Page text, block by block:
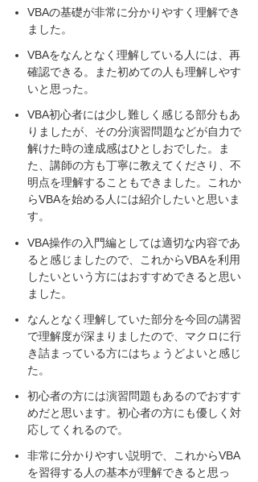
VBAの基礎が非常に分かりやすく理解でき
ました。
VBAをなんとなく理解している人には、再
確認できる。また初めての人も理解しやす
いと思った。
VBA初心者には少し難しく感じる部分もあ
りましたが、その分演習問題などが自力で
解けた時の達成感はひとしおでした。ま
た、講師の方も丁寧に教えてくださり、不
明点を理解することもできました。これか
らVBAを始める人には紹介したいと思いま
す。
VBA操作の入門編としては適切な内容であ
ると感じましたので、これからVBAを利用
したいという方にはおすすめできると思い
ました。
なんとなく理解していた部分を今回の講習
で理解度が深まりましたので、マクロに行
き詰まっている方にはちょうどよいと感じ
た。
初心者の方には演習問題もあるのでおすす
めだと思います。初心者の方にも優しく対
応してくれるので。
非常に分かりやすい説明で、これからVBA
を習得する人の基本が理解できると思っ